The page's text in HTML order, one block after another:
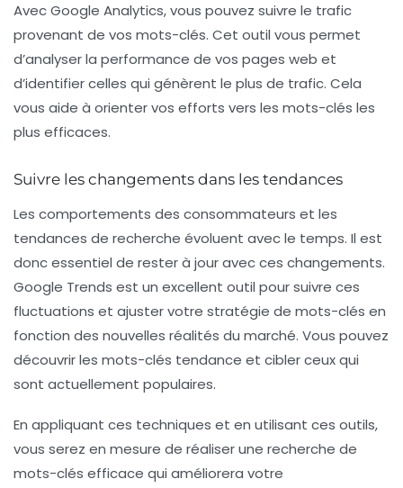
AvecGoogle Analytics, vous pouvez suivre le trafic
provenant de vos mots-clés. Cet outil vous permet
d’analyser la performance de vos pages web et
d’identifier celles qui génèrent le plus de trafic. Cela
vous aide à orienter vos efforts vers les mots-clés les
plus efficaces.
Suivre les changements dans les tendances
Les comportements des consommateurs et les
tendances de recherche évoluent avec le temps. Il est
donc essentiel de rester à jour avec ces changements.
Google Trends est un excellent outil pour suivre ces
fluctuations et ajuster votre stratégie de mots-clés en
fonction des nouvelles réalités du marché. Vous pouvez
découvrir les mots-clés tendance et cibler ceux qui
sont actuellement populaires.
En appliquant ces techniques et en utilisant ces outils,
vous serez en mesure de réaliser une recherche de
mots-clés efficace qui améliorera votre